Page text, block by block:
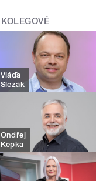
KOLEGOVÉ
Vláďa
Slezák
Ondřej
Kepka